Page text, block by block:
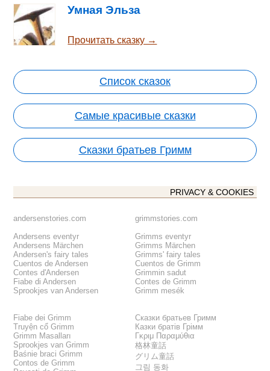
Умная Эльза
Прочитать сказку →
Список сказок
Самые красивые сказки
Сказки братьев Гримм
PRIVACY & COOKIES
andersenstories.com
Andersens eventyr
Andersens Märchen
Andersen's fairy tales
Cuentos de Andersen
Contes d'Andersen
Fiabe di Andersen
Sprookjes van Andersen
grimmstories.com
Grimms eventyr
Grimms Märchen
Grimms' fairy tales
Cuentos de Grimm
Grimmin sadut
Contes de Grimm
Grimm mesék
Fiabe dei Grimm
Truyện cổ Grimm
Grimm Masalları
Sprookjes van Grimm
Baśnie braci Grimm
Contos de Grimm
Сказки братьев Гримм
Казки братів Грімм
Γκριμ Παραμύθια
格林童話
グリム童話
그림 동화